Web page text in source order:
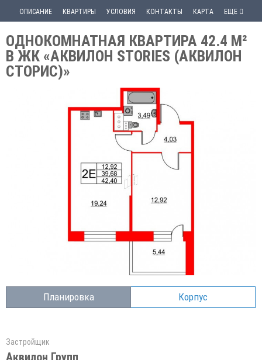
ОПИСАНИЕ КВАРТИРЫ УСЛОВИЯ КОНТАКТЫ КАРТА ЕЩЕ
ОДНОКОМНАТНАЯ КВАРТИРА 42.4 М²
В ЖК «АКВИЛОН STORIES (АКВИЛОН
СТОРИС)»
Планировка Корпус
Застройщик
Аквилон Групп